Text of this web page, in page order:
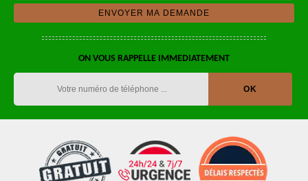
ON VOUS RAPPELLE IMMEDIATEMENT